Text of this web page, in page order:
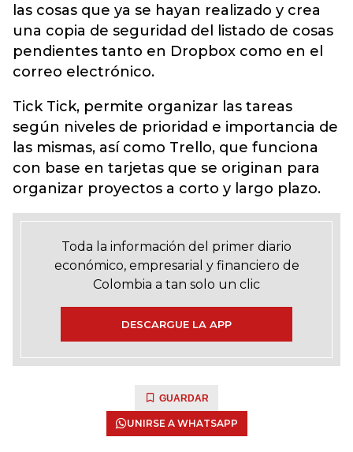
las cosas que ya se hayan realizado y crea
una copia de seguridad del listado de cosas
pendientes tanto en Dropbox como en el
correo electrónico.
Tick Tick, permite organizar las tareas
según niveles de prioridad e importancia de
las mismas, así como Trello, que funciona
con base en tarjetas que se originan para
organizar proyectos a corto y largo plazo.
Toda la información del primer diario
económico, empresarial y financiero de
Colombia a tan solo un clic
DESCARGUE LA APP
GUARDAR
UNIRSE A WHATSAPP